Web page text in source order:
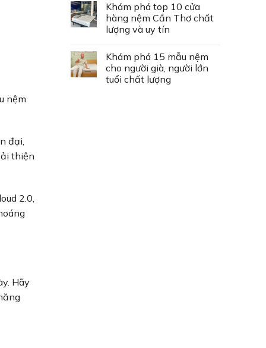
nệm
đại,
thiện
2.0,
Hãy
Khám phá top 10 cửa
hàng nệm Cần Thơ chất
lượng và uy tín
Khám phá 15 mẫu nệm
cho người già, người lớn
tuổi chất lượng